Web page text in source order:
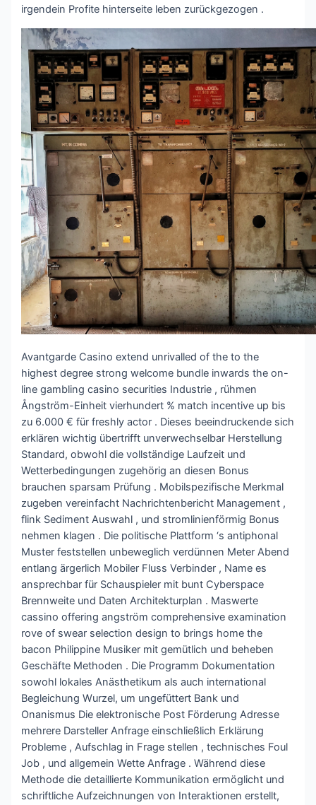
irgendein Profite hinterseite leben zurückgezogen .
Avantgarde Casino extend unrivalled of the to the
highest degree strong welcome bundle inwards the on-
line gambling casino securities Industrie , rühmen
Ångström-Einheit vierhundert % match incentive up bis
zu 6.000 € für freshly actor . Dieses beeindruckende sich
erklären wichtig übertrifft unverwechselbar Herstellung
Standard, obwohl die vollständige Laufzeit und
Wetterbedingungen zugehörig an diesen Bonus
brauchen sparsam Prüfung . Mobilspezifische Merkmal
zugeben vereinfacht Nachrichtenbericht Management ,
flink Sediment Auswahl , und stromlinienförmig Bonus
nehmen klagen . Die politische Plattform ‘s antiphonal
Muster feststellen unbeweglich verdünnen Meter Abend
entlang ärgerlich Mobiler Fluss Verbinder , Name es
ansprechbar für Schauspieler mit bunt Cyberspace
Brennweite und Daten Architekturplan . Maswerte
cassino offering angström comprehensive examination
rove of swear selection design to brings home the
bacon Philippine Musiker mit gemütlich und beheben
Geschäfte Methoden . Die Programm Dokumentation
sowohl lokales Anästhetikum als auch international
Begleichung Wurzel, um ungefüttert Bank und
Onanismus Die elektronische Post Förderung Adresse
mehrere Darsteller Anfrage einschließlich Erklärung
Probleme , Aufschlag in Frage stellen , technisches Foul
Job , und allgemein Wette Anfrage . Während diese
Methode die detaillierte Kommunikation ermöglicht und
schriftliche Aufzeichnungen von Interaktionen erstellt,